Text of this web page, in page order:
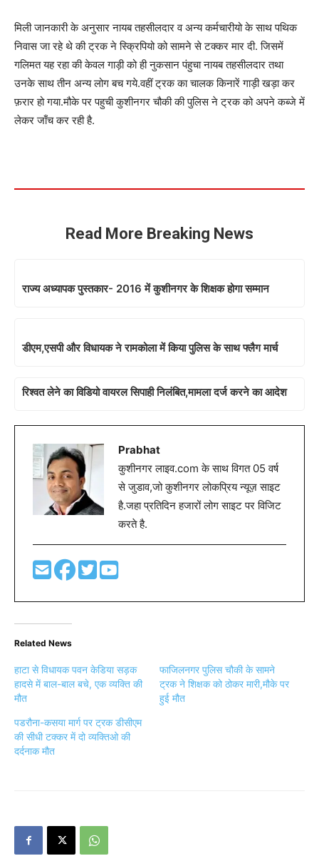
मिली जानकारी के अनुसार नायब तहसीलदार व अन्य कर्मचारीयो के साथ पथिक
निवास जा रहे थे की ट्रक ने स्क्रिपियो को सामने से टक्कर मार दी. जिसमें
गलिमत यह रहा की केवल गाड़ी को ही नुकसान पंहुचा नायब तहसीलदार तथा
उनके साथ तीन अन्य लोग बच गये.वहीं ट्रक का चालक किनारें गाड़ी खड़ा कर
फ़रार हो गया.मौके पर पहुची कुशीनगर चौकी की पुलिस ने ट्रक को अपने कब्जे में
लेकर जाँच कर रही है.
Read More Breaking News
राज्य अध्यापक पुस्तकार- 2016 में कुशीनगर के शिक्षक होगा सम्मान
डीएम,एसपी और विधायक ने रामकोला में किया पुलिस के साथ फ्लैग मार्च
रिश्वत लेने का विडियो वायरल सिपाही निलंबित,मामला दर्ज करने का आदेश
Prabhat
कुशीनगर लाइव.com के साथ विगत 05 वर्ष
से जुडाव,जो कुशीनगर लोकप्रिय न्यूज़ साइट
है.जहा प्रतिदिन हजारों लोग साइट पर विजिट
करते है.
Related News
हाटा से विधायक पवन केडिया सड़क
हादसे में बाल-बाल बचे, एक व्यक्ति की
मौत
फाजिलनगर पुलिस चौकी के सामने
ट्रक ने शिक्षक को ठोकर मारी,मौके पर
हुई मौत
पडरौना-कसया मार्ग पर ट्रक डीसीएम
की सीधी टक्कर में दो व्यक्तिओ की
दर्दनाक मौत